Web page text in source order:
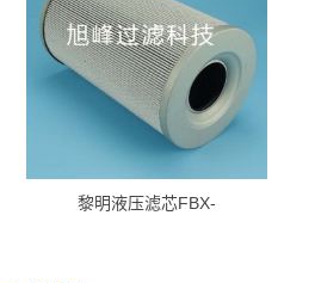
黎明液压滤芯FBX-